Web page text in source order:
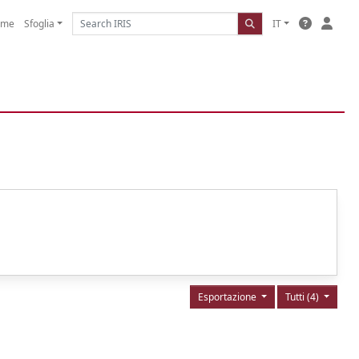
Sfoglia IT
Tutti (4)
Esportazione